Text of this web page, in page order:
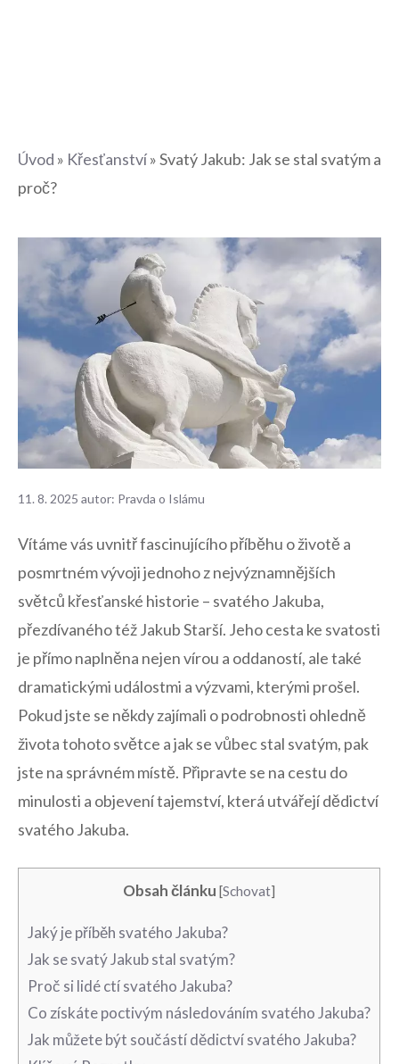
Úvod » Křesťanství»Svatý Jakub: Jak se stal svatým a
proč?
11. 8. 2025 autor: Pravda o Islámu
Vítáme vás uvnitř fascinujícího příběhu‌ o životě a
posmrtném ⁤vývoji jednoho z nejvýznamnějších
světců křesťanské historie – svatého Jakuba,
přezdívaného⁣ též Jakub Starší. Jeho cesta ke svatosti
je přímo naplněna nejen vírou a oddaností, ‌ale také
dramatickými událostmi a výzvami, kterými prošel.
Pokud jste⁣ se někdy⁢ zajímali o podrobnosti‌ ohledně
života tohoto světce a jak se vůbec stal svatým, pak
jste na ⁢správném místě. Připravte se na cestu do
minulosti a objevení tajemství, která utvářejí dědictví
svatého Jakuba.
Obsah článku [Schovat]
Jaký je příběh svatého Jakuba?
Jak se svatý Jakub stal svatým?
Proč si ⁢lidé ctí svatého Jakuba?
Co získáte poctivým následováním svatého Jakuba?
Jak můžete být součástí dědictví svatého Jakuba?